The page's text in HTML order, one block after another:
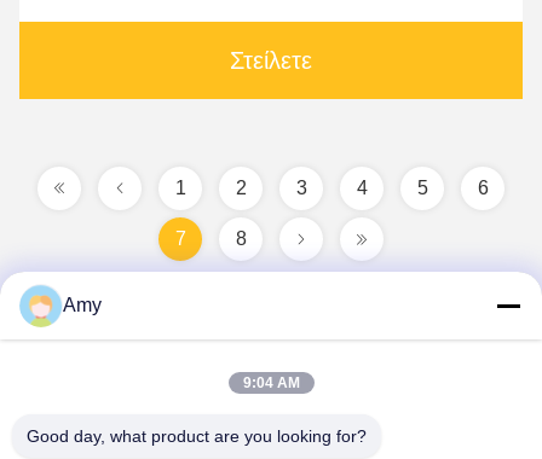
Στείλετε
1 2 3 4 5 6
7 8
Amy
9:04 AM
Good day, what product are you looking for?